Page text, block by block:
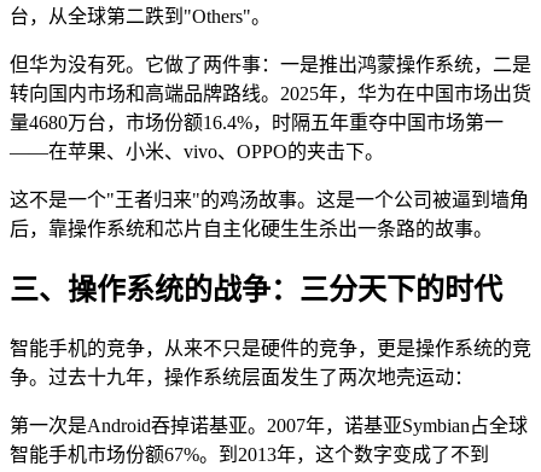
台，从全球第二跌到"Others"。
但华为没有死。它做了两件事：一是推出鸿蒙操作系统，二是
转向国内市场和高端品牌路线。2025年，华为在中国市场出货
量4680万台，市场份额16.4%，时隔五年重夺中国市场第一
——在苹果、小米、vivo、OPPO的夹击下。
这不是一个"王者归来"的鸡汤故事。这是一个公司被逼到墙角
后，靠操作系统和芯片自主化硬生生杀出一条路的故事。
三、操作系统的战争：三分天下的时代
智能手机的竞争，从来不只是硬件的竞争，更是操作系统的竞
争。过去十九年，操作系统层面发生了两次地壳运动：
第一次是Android吞掉诺基亚。2007年，诺基亚Symbian占全球
智能手机市场份额67%。到2013年，这个数字变成了不到